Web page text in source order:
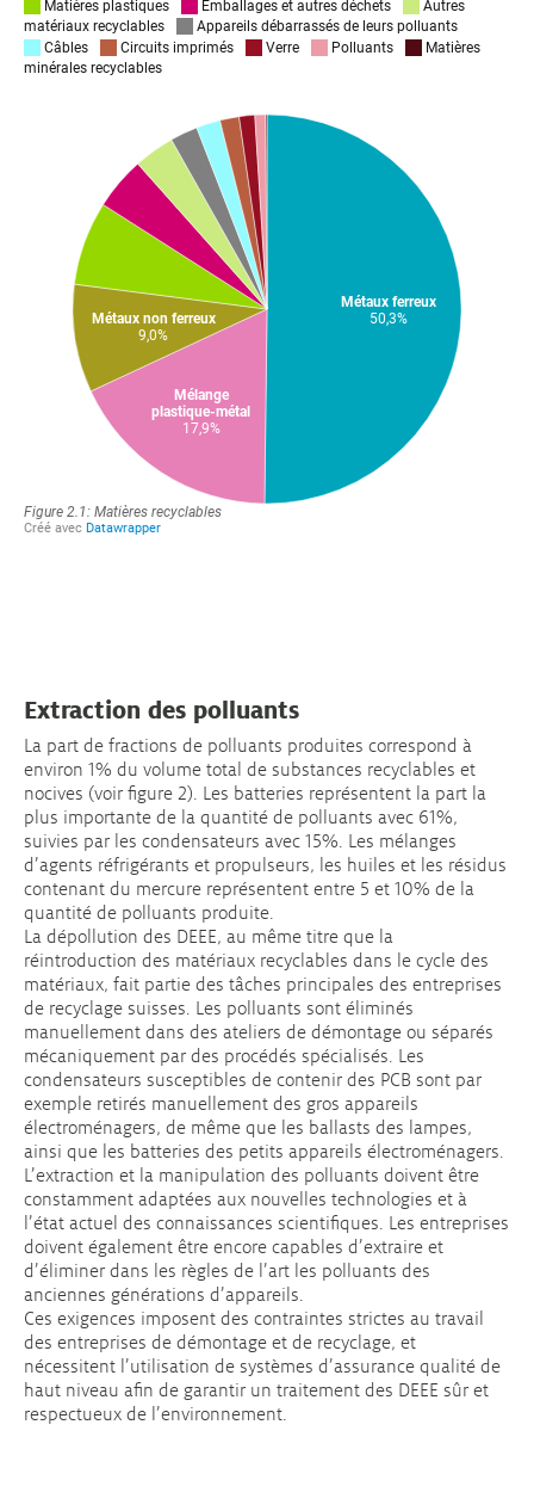
Extraction des polluants
La part de fractions de polluants produites correspond à
environ 1% du volume total de substances recyclables et
nocives (voir figure 2). Les batteries représentent la part la
plus importante de la quantité de polluants avec 61%,
suivies par les condensateurs avec 15%. Les mélanges
d’agents réfrigérants et propulseurs, les huiles et les résidus
contenant du mercure représentent entre 5 et 10% de la
quantité de polluants produite.
La dépollution des DEEE, au même titre que la
réintroduction des matériaux recyclables dans le cycle des
matériaux, fait partie des tâches principales des entreprises
de recyclage suisses. Les polluants sont éliminés
manuellement dans des ateliers de démontage ou séparés
mécaniquement par des procédés spécialisés. Les
condensateurs susceptibles de contenir des PCB sont par
exemple retirés manuellement des gros appareils
électroménagers, de même que les ballasts des lampes,
ainsi que les batteries des petits appareils électroménagers.
L’extraction et la manipulation des polluants doivent être
constamment adaptées aux nouvelles technologies et à
l’état actuel des connaissances scientifiques. Les entreprises
doivent également être encore capables d’extraire et
d’éliminer dans les règles de l’art les polluants des
anciennes générations d’appareils.
Ces exigences imposent des contraintes strictes au travail
des entreprises de démontage et de recyclage, et
nécessitent l’utilisation de systèmes d’assurance qualité de
haut niveau afin de garantir un traitement des DEEE sûr et
respectueux de l’environnement.